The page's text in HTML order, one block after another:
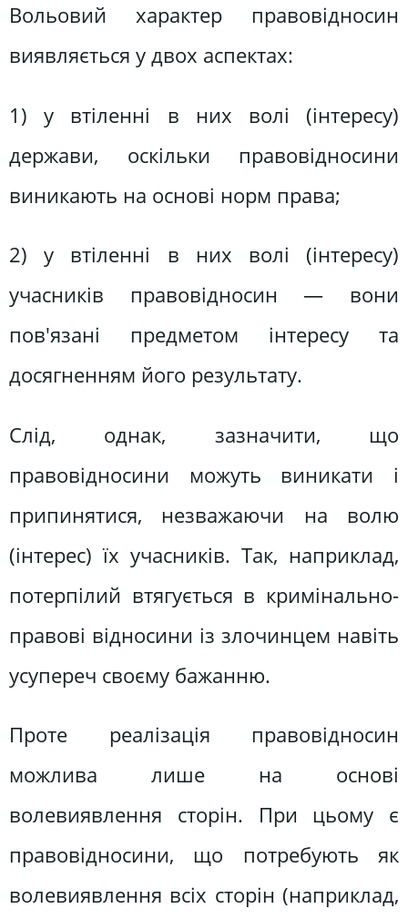
Вольовий характер правовідносин
виявляється у двох аспектах:
1) у втіленні в них волі (інтересу)
держави, оскільки правовідносини
виникають на основі норм права;
2) у втіленні в них волі (інтересу)
учасників правовідносин — вони
пов'язані предметом інтересу та
досягненням його результату.
Слід, однак, зазначити, що
правовідносини можуть виникати і
припинятися, незважаючи на волю
(інтерес) їх учасників. Так, наприклад,
потерпілий втягується в кримінально-
правові відносини із злочинцем навіть
усупереч своєму бажанню.
Проте реалізація правовідносин
можлива лише на основі
волевиявлення сторін. При цьому є
правовідносини, що потребують як
волевиявлення всіх сторін (наприклад,